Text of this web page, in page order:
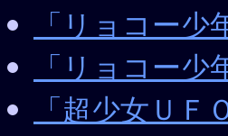
「リョコー少
「リョコー少
「超少女ＵＦ